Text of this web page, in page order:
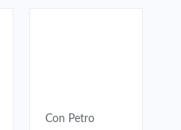
Con Petro